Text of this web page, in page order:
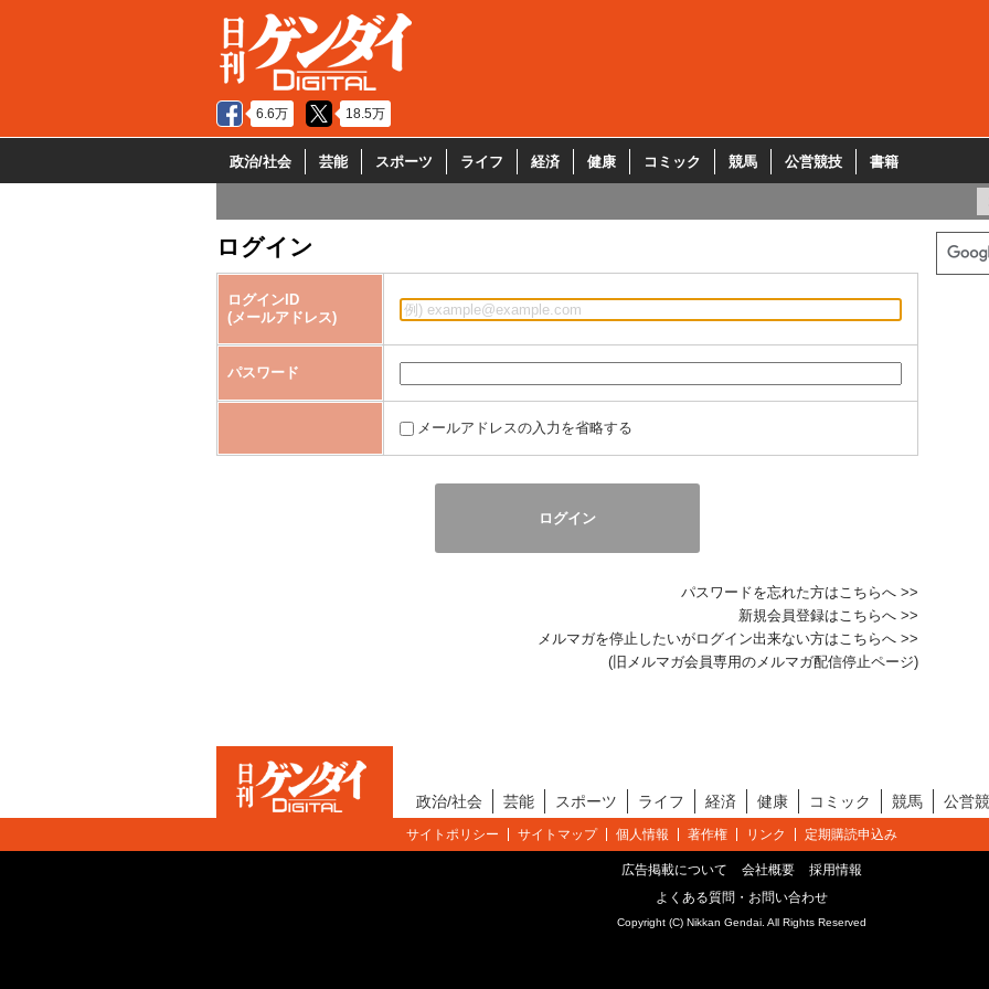
6.6万 18.5万
政治/社会 芸能 スポーツ ライフ 経済 健康 コミック 競馬 公営競技 書籍
ログイン
ログインID
(メールアドレス)
パスワード
メールアドレスの入力を省略する
パスワードを忘れた方はこちらへ >>
新規会員登録はこちらへ >>
メルマガを停止したいがログイン出来ない方はこちらへ >>
(旧メルマガ会員専用のメルマガ配信停止ページ)
政治/社会 芸能 スポーツ ライフ 経済 健康 コミック 競馬 公営
サイトポリシー サイトマップ 個人情報 著作権 リンク 定期購読申込み
広告掲載について 会社概要
採用情報
よくある質問・お問い合わせ
Copyright (C) Nikkan Gendai. All Rights Reserved